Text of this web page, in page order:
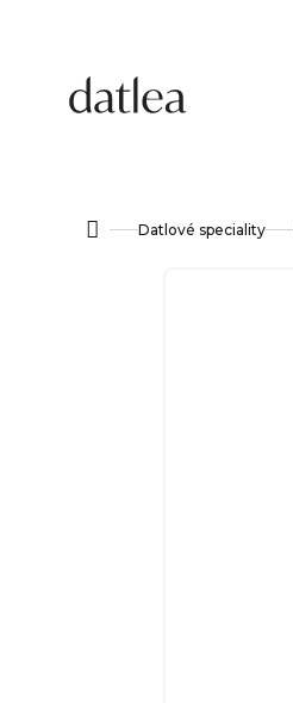
DomůDatlové speciality